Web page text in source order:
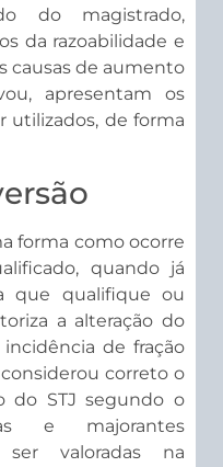
do magistrado,
da razoabilidade e
causas de aumento
apresentam os
utilizados, de forma
forma como ocorre
quando já
que qualifique ou
a alteração do
de fração
correto o
do STJ segundo o
e majorantes
ser valoradas na